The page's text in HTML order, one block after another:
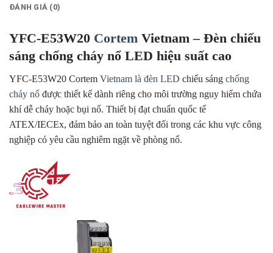
ĐÁNH GIÁ (0)
YFC-E53W20 Cortem Vietnam – Đèn chiếu
sáng chống cháy nổ LED hiệu suất cao
YFC-E53W20 Cortem Vietnam là đèn LED chiếu sáng chống
cháy nổ được thiết kế dành riêng cho môi trường nguy hiểm chứa
khí dễ cháy hoặc bụi nổ. Thiết bị đạt chuẩn quốc tế
ATEX/IECEx, đảm bảo an toàn tuyệt đối trong các khu vực công
nghiệp có yêu cầu nghiêm ngặt về phòng nổ.